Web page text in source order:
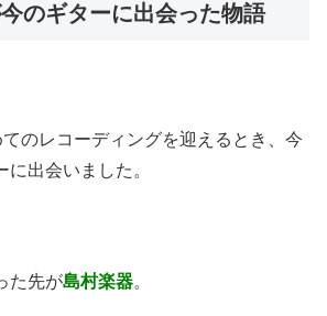
のギターに出会った物語
てのレコーディングを迎えるとき、今
出会いました。
た先が島村楽器。